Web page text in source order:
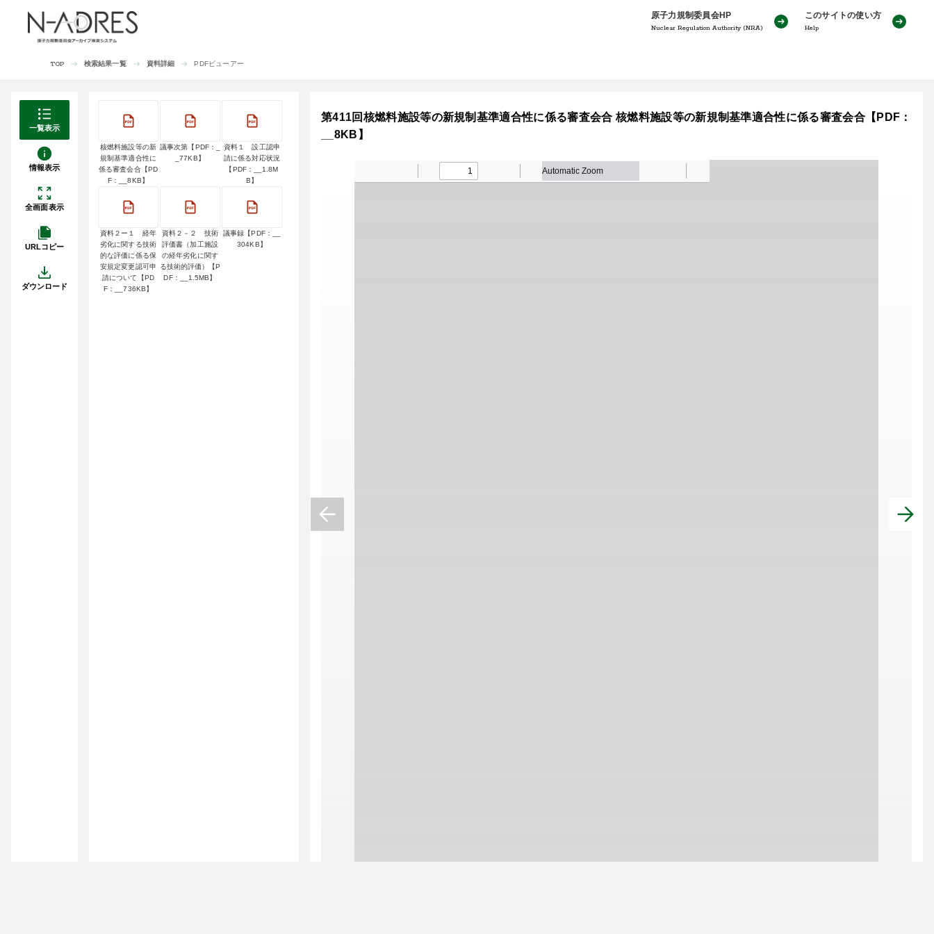
原子力規制委員会HP
Nuclear Regulation Authority (NRA)
このサイトの使い方
Help
TOP 検索結果一覧 資料詳細 PDFビューアー
一覧表示
情報表示
全画面表示
URLコピー
ダウンロード
核燃料施設等の新
規制基準適合性に
係る審査会合【PD
F：__8KB】
議事次第【PDF：_
_77KB】
資料１ 設工認申
請に係る対応状況
【PDF：__1.8M
B】
資料２ー１ 経年
劣化に関する技術
的な評価に係る保
安規定変更認可申
請について【PD
F：__736KB】
資料２－２ 技術
評価書（加工施設
の経年劣化に関す
る技術的評価）【P
DF：__1.5MB】
議事録【PDF：__
304KB】
第411回核燃料施設等の新規制基準適合性に係る審査会合 核燃料施設等の新規制基準適合性に係る審査会合【PDF：
__8KB】